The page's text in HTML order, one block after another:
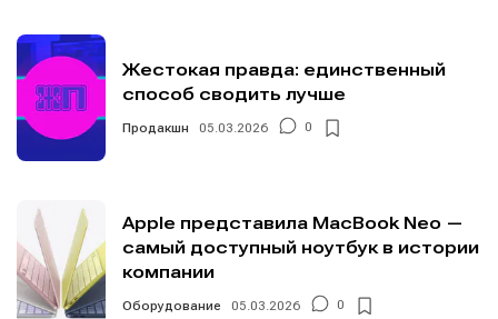
Жестокая правда: единственный
способ сводить лучше
Продакшн 05.03.2026 0
Apple представила MacBook Neo —
самый доступный ноутбук в истории
компании
Оборудование 05.03.2026 0